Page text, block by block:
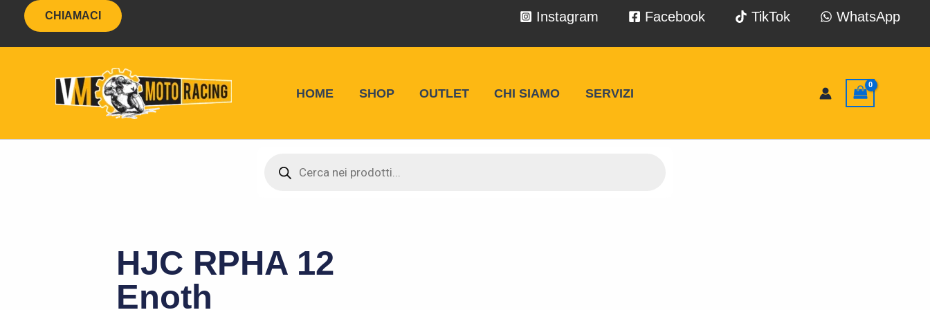
contenuto
CHIAMACI Instagram Facebook TikTok WhatsApp
VM Moto Racing
HOME SHOP OUTLET CHI SIAMO SERVIZI
search
HJC RPHA 12
Enoth